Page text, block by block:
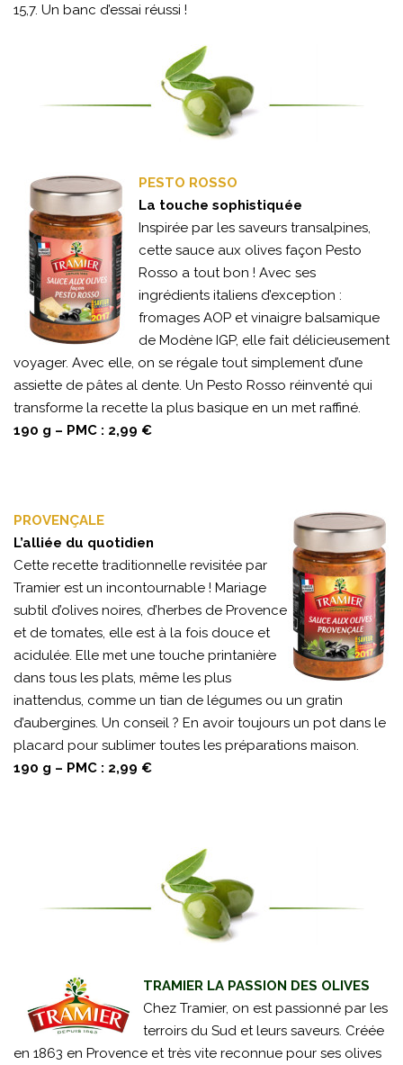
15,7. Un banc d’essai réussi !
PESTO ROSSO
La touche sophistiquée
Inspirée par les saveurs transalpines,
cette sauce aux olives façon Pesto
Rosso a tout bon ! Avec ses
ingrédients italiens d’exception :
fromages AOP et vinaigre balsamique
de Modène IGP, elle fait délicieusement
voyager. Avec elle, on se régale tout simplement d’une
assiette de pâtes al dente. Un Pesto Rosso réinventé qui
transforme la recette la plus basique en un met raffiné.
190 g – PMC : 2,99 €
PROVENÇALE
L’alliée du quotidien
Cette recette traditionnelle revisitée par
Tramier est un incontournable ! Mariage
subtil d’olives noires, d’herbes de Provence
et de tomates, elle est à la fois douce et
acidulée. Elle met une touche printanière
dans tous les plats, même les plus
inattendus, comme un tian de légumes ou un gratin
d’aubergines. Un conseil ? En avoir toujours un pot dans le
placard pour sublimer toutes les préparations maison.
190 g – PMC : 2,99 €
TRAMIER LA PASSION DES OLIVES
Chez Tramier, on est passionné par les
terroirs du Sud et leurs saveurs. Créée
en 1863 en Provence et très vite reconnue pour ses olives